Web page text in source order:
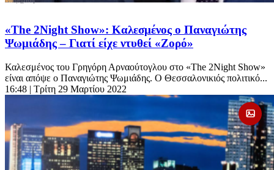
«The 2Night Show»: Καλεσμένος ο Παναγιώτης
Ψωμιάδης – Γιατί είχε ντυθεί «Ζορό»
Καλεσμένος του Γρηγόρη Αρναούτογλου στο «The 2Night Show»
είναι απόψε ο Παναγιώτης Ψωμιάδης. Ο Θεσσαλονικιός πολιτικό...
16:48 | Τρίτη 29 Μαρτίου 2022